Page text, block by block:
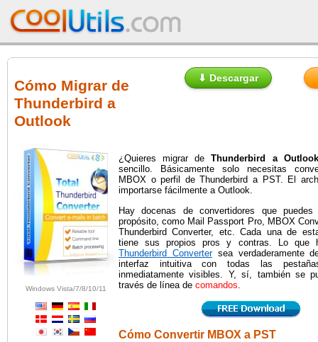
Cómo Migrar de
Thunderbird a
Outlook
⬇ Descargar
Windows Vista/7/8/10/11
¿Quieres migrar deThunderbird a Outlook
sencillo. Básicamente solo necesitas
MBOX o perfil de Thunderbird a PST. El
importarse fácilmente a Outlook.
Hay docenas de convertidores que
propósito, como Mail Passport Pro, MBOX
Thunderbird Converter, etc. Cada una de
tiene sus propios pros y contras. Lo que
Thunderbird Convertersea verdaderamente
interfaz intuitiva con todas las
inmediatamente visibles. Y, sí, también se
través de línea de comandos
Cómo Convertir MBOX a PST